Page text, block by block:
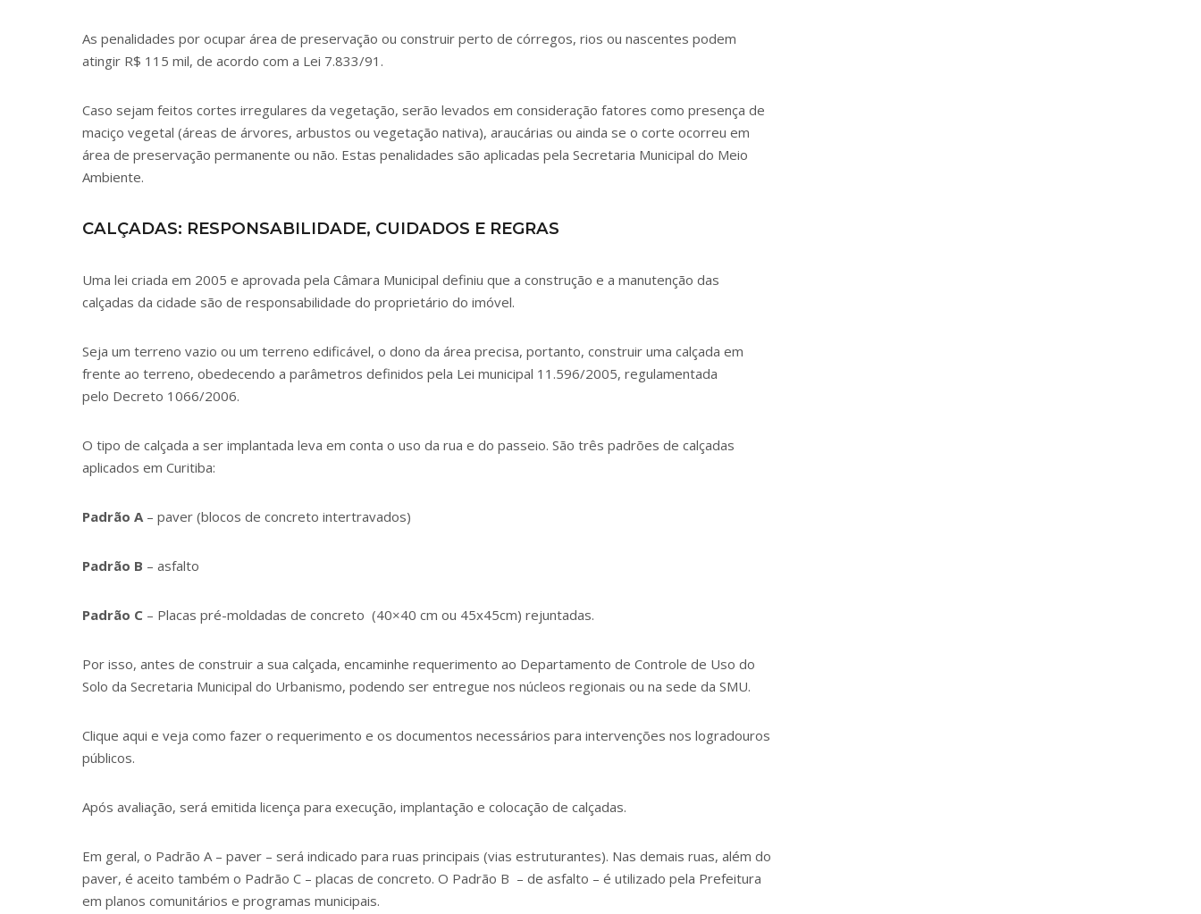
As penalidades por ocupar área de preservação ou construir perto de córregos, rios ou nascentes podem
atingir R$ 115 mil, de acordo com a Lei 7.833/91 .
Caso sejam feitos cortes irregulares da vegetação, serão levados em consideração fatores como presença de
maciço vegetal (áreas de árvores, arbustos ou vegetação nativa), araucárias ou ainda se o corte ocorreu em
área de preservação permanente ou não. Estas penalidades são aplicadas pela Secretaria Municipal do Meio
Ambiente.
CALÇADAS: RESPONSABILIDADE, CUIDADOS E REGRAS
Uma lei criada em 2005 e aprovada pela Câmara Municipal definiu que a construção e a manutenção das
calçadas da cidade são de responsabilidade do proprietário do imóvel.
Seja um terreno vazio ou um terreno edificável, o dono da área precisa, portanto, construir uma calçada em
frente ao terreno, obedecendo a parâmetros definidos pela Lei municipal 11.596/2005, regulamentada
pelo Decreto 1066/2006.
O tipo de calçada a ser implantada leva em conta o uso da rua e do passeio. São três padrões de calçadas
aplicados em Curitiba:
Padrão A– paver (blocos de concreto intertravados)
Padrão B – asfalto
Padrão C – Placas pré-moldadas de concreto (40×40 cm ou 45x45cm) rejuntadas.
Por isso, antes de construir a sua calçada, encaminhe requerimento ao Departamento de Controle de Uso do
Solo da Secretaria Municipal do Urbanismo, podendo ser entregue nos núcleos regionais ou na sede da SMU.
Clique aqui e veja como fazer o requerimento e os documentos necessários para intervenções nos logradouros
públicos.
Após avaliação, será emitida licença para execução, implantação e colocação de calçadas.
Em geral, o Padrão A – paver – será indicado para ruas principais (vias estruturantes). Nas demais ruas, além do
paver, é aceito também o Padrão C – placas de concreto. O Padrão B – de asfalto – é utilizado pela Prefeitura
em planos comunitários e programas municipais.